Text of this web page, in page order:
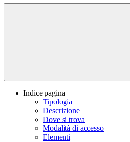
Indice pagina
Tipologia
Descrizione
Dove si trova
Modalità di accesso
Elementi